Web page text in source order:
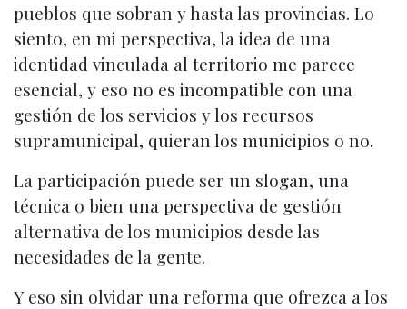
pueblos que sobran y hasta las provincias. Lo
siento, en mi perspectiva, la idea de una
identidad vinculada al territorio me parece
esencial, y eso no es incompatible con una
gestión de los servicios y los recursos
supramunicipal, quieran los municipios o no.
La participación puede ser un slogan, una
técnica o bien una perspectiva de gestión
alternativa de los municipios desde las
necesidades de la gente.
Y eso sin olvidar una reforma que ofrezca a los